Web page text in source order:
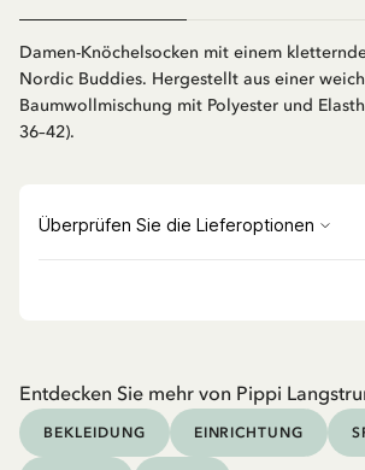
Damen-Knöchelsocken mit einem
Nordic Buddies. Hergestellt aus einer
Baumwollmischung mit Polyester und
36–42).
Entdecken Sie mehr von Pippi
BEKLEIDUNG EINRICHTUNG